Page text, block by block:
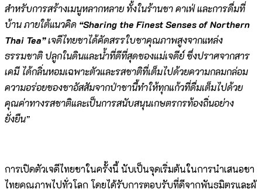
สำหรับการสร้างเมนูหลากหลาย ทั้งในร้านชา คาเฟ่ และการดื่มที่
บ้าน ภายใต้แนวคิด “Sharing the Finest Senses of Northern
Thai Tea”เจดีไทยชาได้คัดสรรใบชาคุณภาพสูงจากแหล่ง
ธรรมชาติ ปลูกในดินและน้ำที่ดีที่สุดของแม่เจดีย์ ซึ่งปราศจากสาร
เคมี ได้กลิ่นหอมเฉพาะตัวและรสชาติที่เต็มไปด้วยความกลมกล่อม
ความอร่อยของชาอัสสัมจากป่าชานี้ทำให้ทุกแก้วที่ดื่มเต็มไปด้วย
คุณค่าทางรสชาติและเป็นการสนับสนุนเกษตรกรท้องถิ่นอย่าง
ยั่งยืน”
การเปิดตัวเจดีไทยชาในครั้งนี้ นับเป็นจุดเริ่มต้นในการนำเสนอชา
ไทยคุณภาพไปทั่วโลก โดยได้รับการตอบรับที่ดีจากพันธมิตรและผู้